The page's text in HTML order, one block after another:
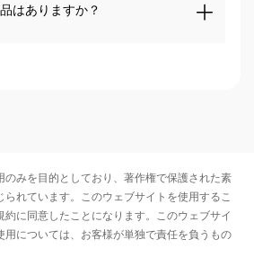
はありますか？
のみを目的としており、著作権で保護された素
れています。このウェブサイトを使用するこ
約に同意したことになります。このウェブサイ
用については、お客様が単独で責任を負うもの